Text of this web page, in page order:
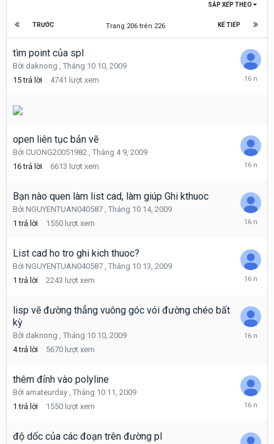
SẮP XẾP THEO
TRƯỚC KẾ TIẾP
Trang 206 trên 226
tìm point của spl
Bởi daknong , Tháng 10 10, 2009
15 trả lời 4741 lượt xem
Tháng
open liên tục bản vẽ
Bởi CUONG20051982 , Tháng 4 9, 2009
16 trả lời 6613 lượt xem
Tháng
2009
Bạn nào quen làm list cad, làm giúp Ghi kthuoc
Bởi NGUYENTUAN040587 , Tháng 10 14, 2009
1 trả lời 1550 lượt xem
Tháng
2009
List cad ho tro ghi kich thuoc?
Bởi NGUYENTUAN040587 , Tháng 10 13, 2009
1 trả lời 2243 lượt xem
Tháng
2009
lisp vẽ đường thẳng vuông góc vói đường chéo bất
kỳ
Bởi daknong , Tháng 10 10, 2009
4 trả lời 5670 lượt xem
Tháng
thêm đỉnh vào polyline
Bởi amateurday , Tháng 10 11, 2009
1 trả lời 1550 lượt xem
Tháng
2009
độ dốc của các đoạn trên đường pl